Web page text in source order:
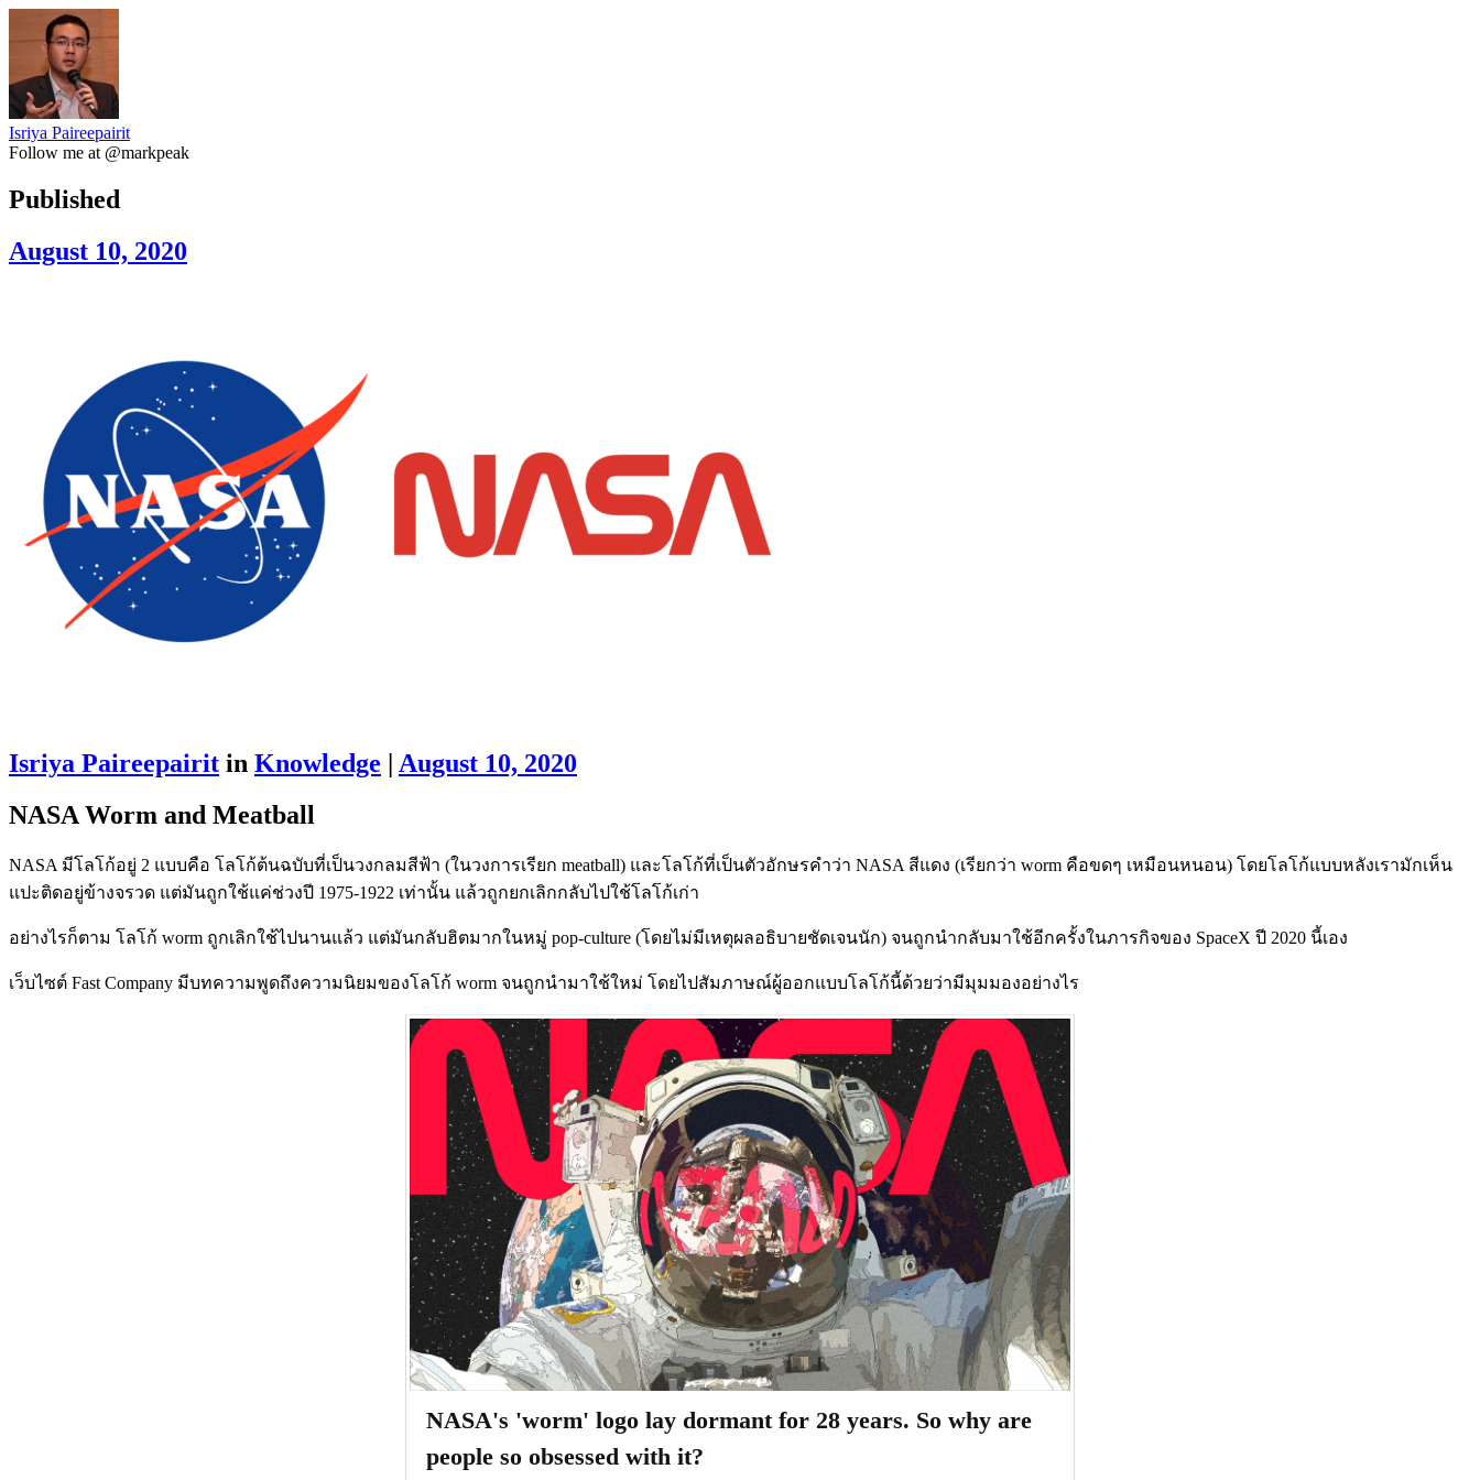
Isriya Paireepairit
Follow me at @markpeak
Published
August 10, 2020
Isriya Paireepairit in Knowledge | August 10, 2020
NASA Worm and Meatball
NASA มีโลโก้อยู่ 2 แบบคือ โลโก้ต้นฉบับที่เป็นวงกลมสีฟ้า (ในวงการเรียก meatball) และโลโก้ที่เป็นตัวอักษรคำว่า NASA สีแดง (เรียกว่า worm คือขดๆ เหมือนหนอน) โดยโลโก้แบบหลังเรามักเห็น
แปะติดอยู่ข้างจรวด แต่มันถูกใช้แค่ช่วงปี 1975-1922 เท่านั้น แล้วถูกยกเลิกกลับไปใช้โลโก้เก่า
อย่างไรก็ตาม โลโก้ worm ถูกเลิกใช้ไปนานแล้ว แต่มันกลับฮิตมากในหมู่ pop-culture (โดยไม่มีเหตุผลอธิบายชัดเจนนัก) จนถูกนำกลับมาใช้อีกครั้งในภารกิจของ SpaceX ปี 2020 นี้เอง
เว็บไซต์ Fast Company มีบทความพูดถึงความนิยมของโลโก้ worm จนถูกนำมาใช้ใหม่ โดยไปสัมภาษณ์ผู้ออกแบบโลโก้นี้ด้วยว่ามีมุมมองอย่างไร
NASA's 'worm' logo lay dormant for 28 years. So why are
people so obsessed with it?